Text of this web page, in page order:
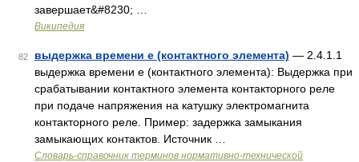
завершает&#8230; …
Википедия
82 выдержка времени е (контактного элемента) — 2.4.1.1
выдержка времени е (контактного элемента): Выдержка при
срабатывании контактного элемента контакторного реле
при подаче напряжения на катушку электромагнита
контакторного реле. Пример: задержка замыкания
замыкающих контактов. Источник …
Словарь-справочник терминов нормативно-технической